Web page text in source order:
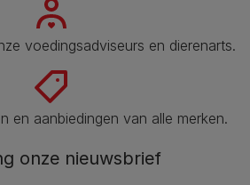
voedingsadviseurs en dierenarts​.
en aanbiedingen van alle merken.
onze nieuwsbrief